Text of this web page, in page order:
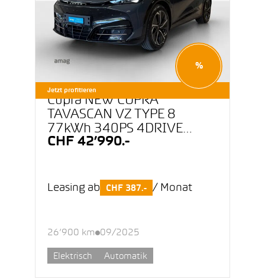
Jetzt profitieren
%
Cupra NEW CUPRA
TAVASCAN VZ TYPE 8
77kWh 340PS 4DRIVE
(netto)
CHF 42’990.-
Leasing ab CHF 387.- / Monat
26’900 km 09/2025
Elektrisch Automatik